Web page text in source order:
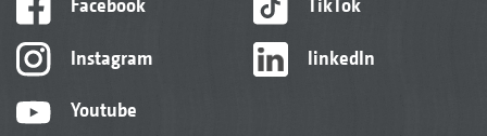
Facebook
Instagram
Youtube
TikTok
linkedIn